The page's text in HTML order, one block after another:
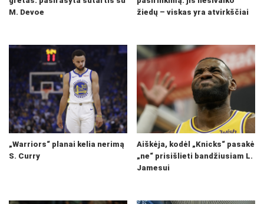
M. Devoe
žiedų – viskas yra atvirkščiai
„Warriors“ planai kelia nerimą
S. Curry
Aiškėja, kodėl „Knicks“ pasakė
„ne“ prisišlieti bandžiusiam L.
Jamesui